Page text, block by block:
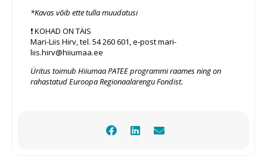
*Kavas võib ette tulla muudatusi
❗ KOHAD ON TÄIS
Mari-Liis Hirv, tel. 54 260 601, e-post mari-
liis.hirv@hiiumaa.ee
Üritus toimub Hiiumaa PATEE programmi raames ning on
rahastatud Euroopa Regionaalarengu Fondist.